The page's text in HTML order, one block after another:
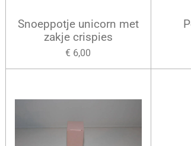
Snoeppotje unicorn met
zakje crispies
€ 6,00